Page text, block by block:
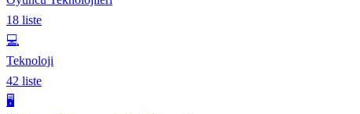
18 liste
💻
Teknoloji
42 liste
🖥️